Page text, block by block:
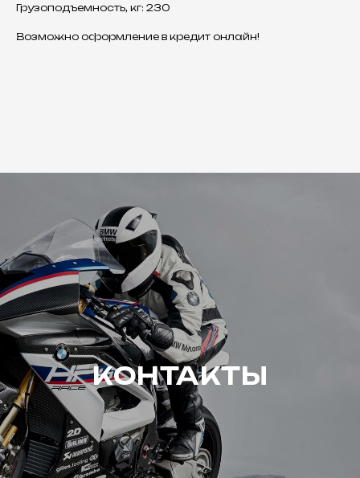
Грузоподъемность, кг: 230
Возможно оформление в кредит онлайн!
КОНТАКТЫ